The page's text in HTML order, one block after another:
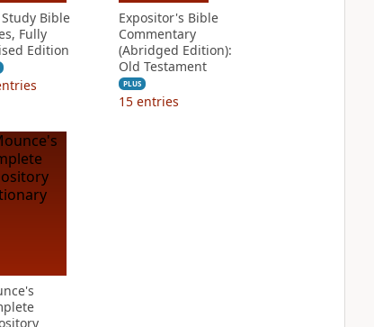
Study Bible
Fully
Edition
Expositor's Bible
Commentary
(Abridged Edition):
Old Testament
PLUS
15 entries